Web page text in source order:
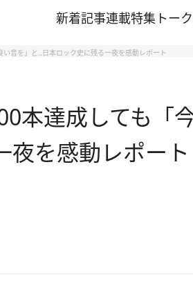
新着記事連載特集 トー
い音を」と…日本ロック史に残る一夜を感動レポート
本達成しても
を感動レポート